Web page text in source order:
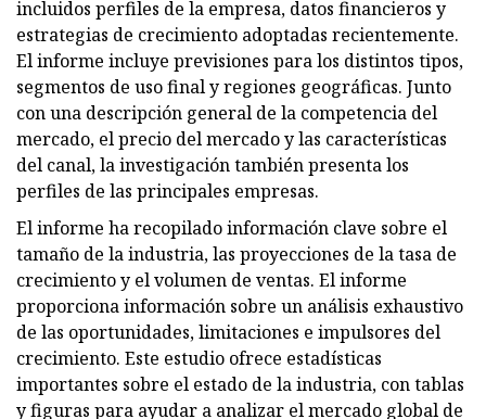
incluidos perfiles de la empresa, datos financieros y
estrategias de crecimiento adoptadas recientemente.
El informe incluye previsiones para los distintos tipos,
segmentos de uso final y regiones geográficas. Junto
con una descripción general de la competencia del
mercado, el precio del mercado y las características
del canal, la investigación también presenta los
perfiles de las principales empresas.
El informe ha recopilado información clave sobre el
tamaño de la industria, las proyecciones de la tasa de
crecimiento y el volumen de ventas. El informe
proporciona información sobre un análisis exhaustivo
de las oportunidades, limitaciones e impulsores del
crecimiento. Este estudio ofrece estadísticas
importantes sobre el estado de la industria, con tablas
y figuras para ayudar a analizar el mercado global de